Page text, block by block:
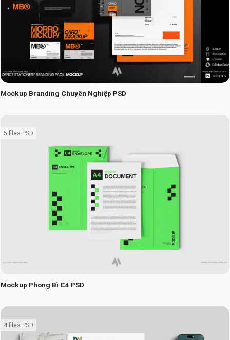
Mockup Branding Chuyên Nghiệp PSD
Mockup Phong Bì C4 PSD
5 files PSD
4 files PSD